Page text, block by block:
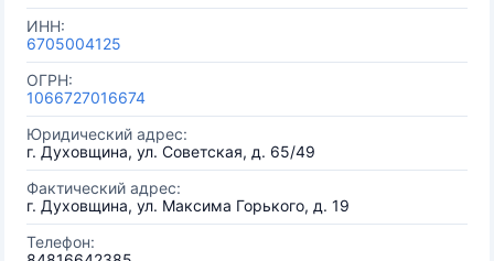
ИНН:
6705004125
ОГРН:
1066727016674
Юридический адрес:
г. Духовщина, ул. Советская, д. 65/49
Фактический адрес:
г. Духовщина, ул. Максима Горького, д. 19
Телефон: